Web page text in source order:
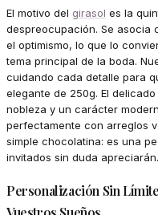
El motivo del girasol es la
despreocupación. Se asocia
el optimismo, lo que lo
tema principal de la boda.
cuidando cada detalle para
elegante de 250g. El
nobleza y un carácter
perfectamente con arreglos
simple chocolatina: es una
invitados sin duda apreciarán.
Personalización Sin